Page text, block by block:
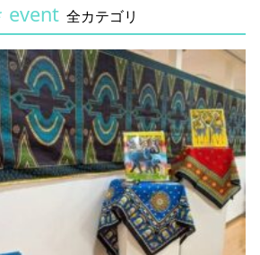
event 全カテゴリ